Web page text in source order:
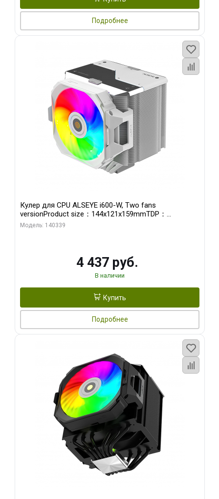
Подробнее
Кулер для CPU ALSEYE i600-W, Two fans
versionProduct size：144x121x159mmTDP：
270WSoldering technology CD textureApplication:Intel：
Модель: 140339
4 437 руб.
В наличии
Купить
Подробнее